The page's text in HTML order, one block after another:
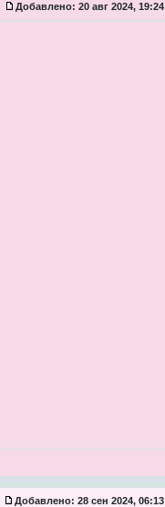
Добавлено: 20 авг 2024, 19:24
Добавлено: 28 сен 2024, 06:13